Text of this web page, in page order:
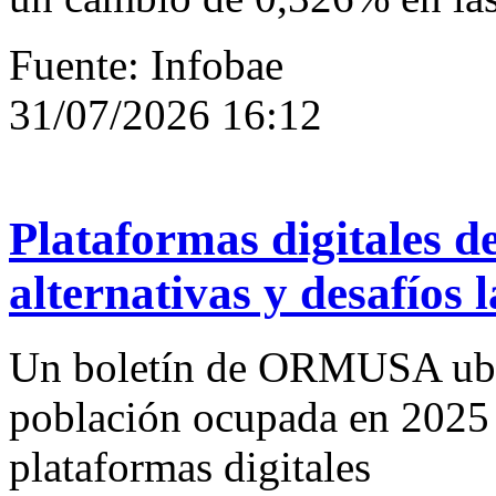
Fuente: Infobae
31/07/2026 16:12
Plataformas digitales
alternativas y desafíos
Un boletín de ORMUSA
población ocupada en
plataformas digitales